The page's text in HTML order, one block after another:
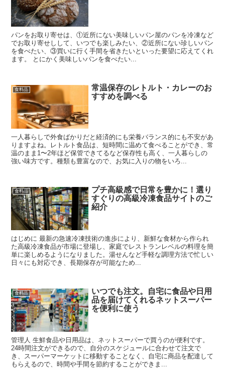
パンをお取り寄せは、①近所にない美味しいパン屋のパンを冷凍など
でお取り寄せしして、いつでも楽しみたい、②近所にない珍しいパン
を食べたい、③買いに行く手間を省きたいといった要望に応えてくれ
ます。 とにかく美味しいパンを食べたい...
食料品
常温保存のレトルト・カレーのお
すすめを調べる
一人暮らしで外食ばかりだと経済的にも栄養バランス的にも不安があ
りますよね。レトルト食品は、短時間に温めて食べることができ、常
温のまま1〜2年ほど保管できてるなど保存性も高く、一人暮らしの
強い味方です。種類も豊富なので、お気に入りの物をいろ...
食料品
プチ高級感で日常を豊かに！選り
すぐりの高級冷凍食品サイトのご
紹介
はじめに 最新の急速冷凍技術の進歩により、新鮮な食材から作られ
た高級冷凍食品が市場に登場し、家庭でレストランレベルの料理を簡
単に楽しめるようになりました。湯せんなど手軽な調理方法で忙しい
日々にも対応でき、長期保存が可能なため...
食料品
いつでも注文。自宅に食品や日用
品を届けてくれるネットスーパー
を便利に使う
管理人 生鮮食品や日用品は、ネットスーパーで買うのが便利です。
24時間注文ができるので、自分のスケジュールに合わせて注文で
き、スーパーマーケットに移動することなく、自宅に商品を配達して
もらえるので、時間や手間を節約することができま...